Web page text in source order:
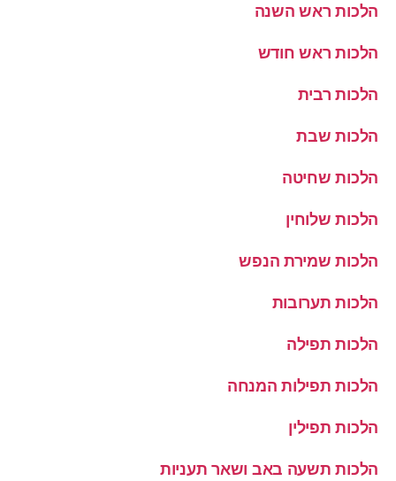
הלכות ראש השנה
הלכות ראש חודש
הלכות רבית
הלכות שבת
הלכות שחיטה
הלכות שלוחין
הלכות שמירת הנפש
הלכות תערובות
הלכות תפילה
הלכות תפילות המנחה
הלכות תפילין
הלכות תשעה באב ושאר תעניות